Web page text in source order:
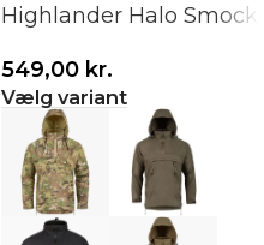
Highlander Halo Smock
549,00 kr.
Vælg variant